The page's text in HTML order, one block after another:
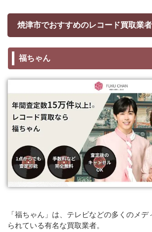
焼津市でおすすめのレコード買取業者
福ちゃん
「福ちゃん」は、テレビなどの多くのメ
られている有名な買取業者。